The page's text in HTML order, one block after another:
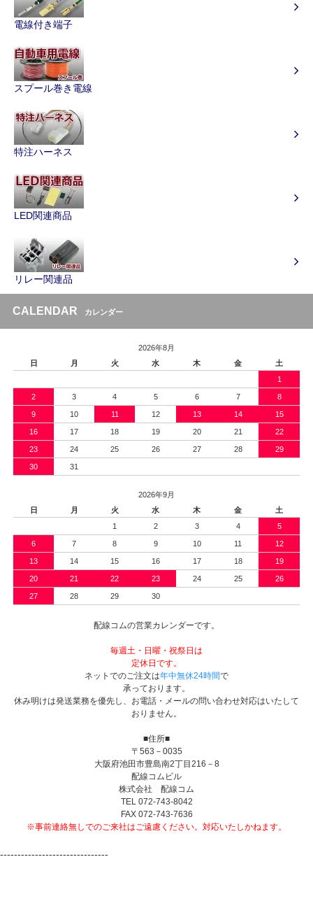
電線付き端子
スプール巻き電線
特注ハーネス
LED関連商品
リレー関連品
CALENDAR カレンダー
2026年8月
日
月 火 水 木 金
土
1
2 3 4 5 6 7 8
9 10 11 12 13 14 15
16 17 18 19 20 21 22
23 24 25 26 27 28 29
30 31
2026年9月
日
月 火 水 木 金
土
1
2 3 4 5
6 7 8 9 10 11 12
13 14 15 16 17 18 19
20 21 22 23 24 25 26
27 28 29 30
配線コムの営業カレンダーです。
毎週土・日曜・祝祭日は
定休日です。
ネットでのご注文は年中無休24時間で
承っております。
休み明けは発送業務を優先し、お電話・メールの問い合わせ対応はいたして
おりません。
■住所■
〒563－0035
大阪府池田市豊島南2丁目216－8
配線コムビル
株式会社 配線コム
TEL 072-743-8042
FAX 072-743-7636
※事前連絡無しでのご来社はご遠慮ください。対応いたしかねます。
-------------------------------